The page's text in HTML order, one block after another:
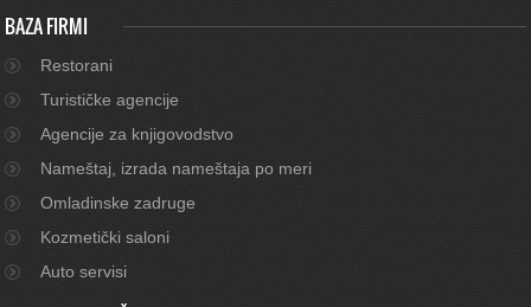
BAZA FIRMI
Restorani
Turističke agencije
Agencije za knjigovodstvo
Nameštaj, izrada nameštaja po meri
Omladinske zadruge
Kozmetički saloni
Auto servisi